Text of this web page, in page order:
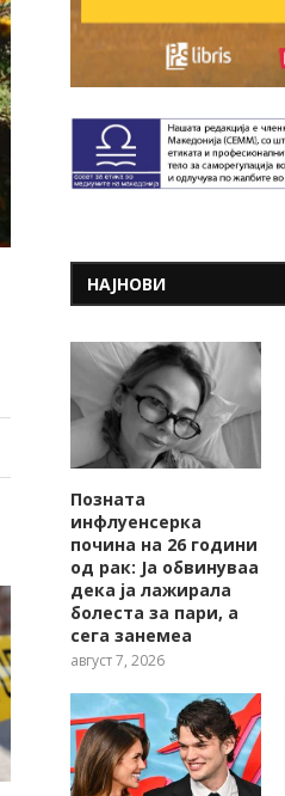
НАЈНОВИ
Позната
инфлуенсерка
почина на 26 години
од рак: Ја обвинуваа
дека ја лажирала
болеста за пари, а
сега занемеа
август 7, 2026